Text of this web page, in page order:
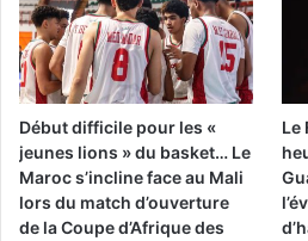
Début difficile pour les «
jeunes lions » du basket… Le
Maroc s’incline face au Mali
lors du match d’ouverture
de la Coupe d’Afrique des
Le